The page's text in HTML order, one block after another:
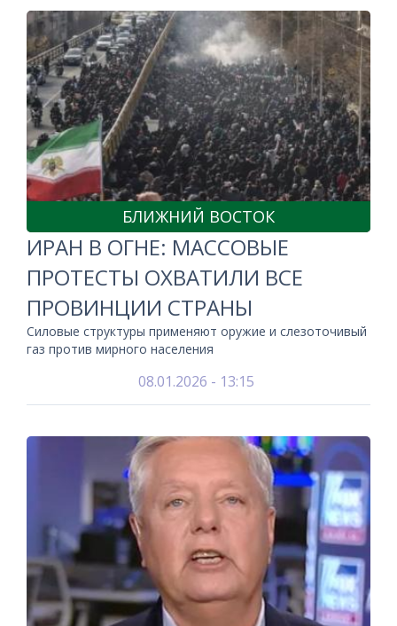
БЛИЖНИЙ ВОСТОК
ИРАН В ОГНЕ: МАССОВЫЕ
ПРОТЕСТЫ ОХВАТИЛИ ВСЕ
ПРОВИНЦИИ СТРАНЫ
Силовые структуры применяют оружие и слезоточивый
газ против мирного населения
08.01.2026 - 13:15